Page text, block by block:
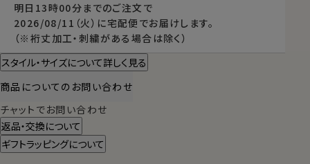
明日 13時00分 までのご注文で
2026/08/11（火） に宅配便 でお届けします。
（※裄丈加工・刺繍がある場合は除く）
スタイル・サイズについて詳しく見る
商品についてのお問い合わせ
チャットでお問い合わせ
返品・交換について
ギフトラッピングについて